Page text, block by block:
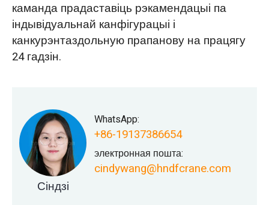
каманда прадаставіць рэкамендацыі па
індывідуальнай канфігурацыі і
канкурэнтаздольную прапанову на працягу
24 гадзін.
Сіндзі
WhatsApp:
+86-19137386654
электронная пошта:
cindywang@hndfcrane.com